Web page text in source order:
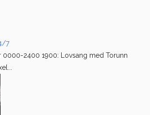
7
0000-2400 1900: Lovsang med Torunn